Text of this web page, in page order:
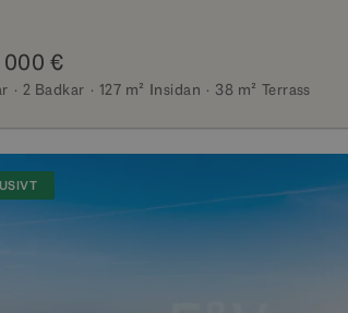
000 €
2 Badkar 127 m² Insidan 38 m² Terrass